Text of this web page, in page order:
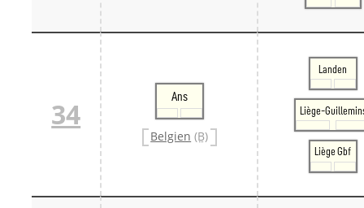
34
Ans
Belgien (B)
Landen
Liège-
Liège Gbf